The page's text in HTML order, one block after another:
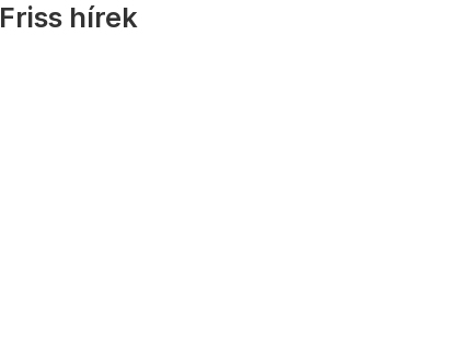
Friss hírek